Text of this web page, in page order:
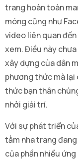
trang hoàn toàn
móng cũng như
video liên quan
xem. Điều này
xây dựng của dân
phương thức mà lại
thức bạn thân
nhởi giải trí.
Với sự phát triển
tằm nha trang
của phần nhiều